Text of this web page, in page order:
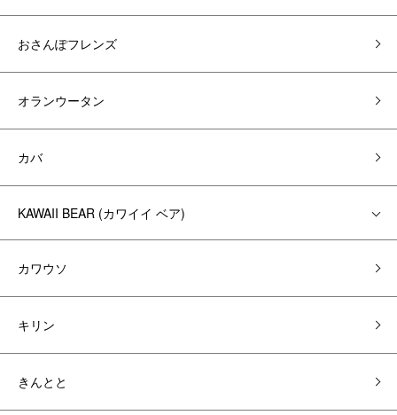
おさんぽフレンズ
オランウータン
カバ
KAWAII BEAR (カワイイ ベア)
カワウソ
キリン
きんとと